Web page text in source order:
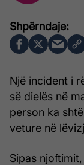
Një incident i
së dielës në
person ka
veture në
Sipas